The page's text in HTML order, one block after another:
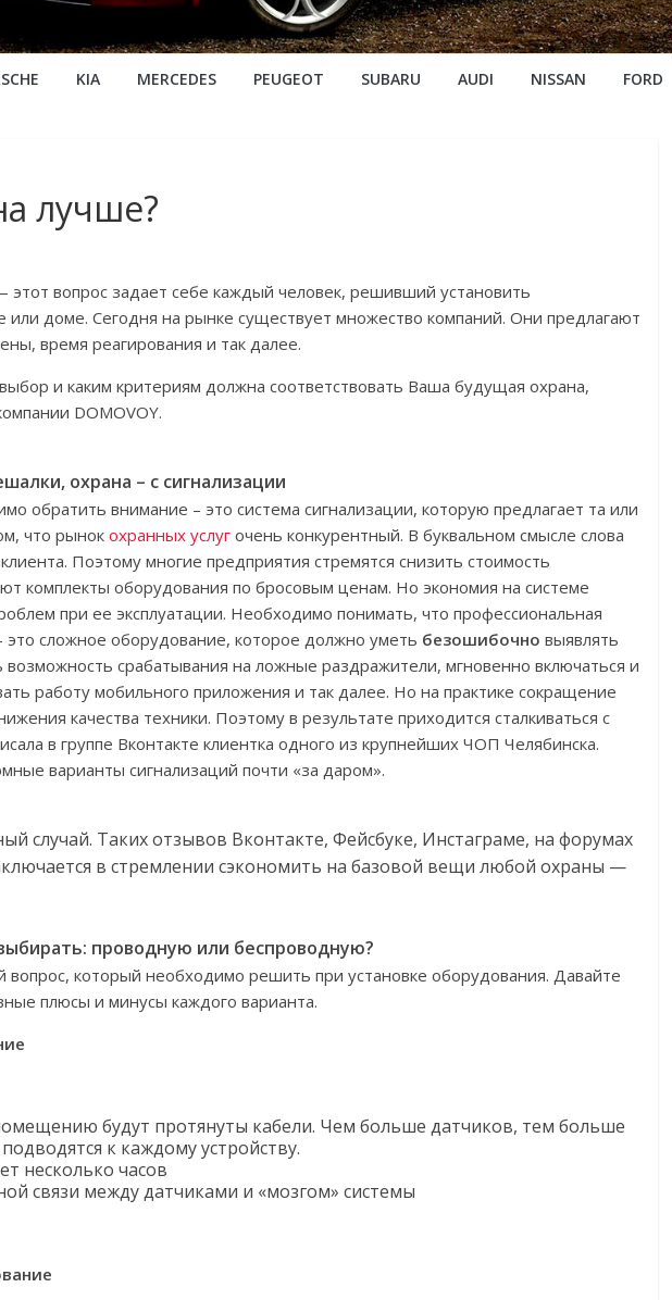
KIA MERCEDES PEUGEOT SUBARU AUDI NISSAN FORD
лучше?
этот вопрос задает себе каждый человек, решивший установить
или доме. Сегодня на рынке существует множество компаний. Они предлагают
время реагирования и так далее.
и каким критериям должна соответствовать Ваша будущая охрана,
DOMOVOY.
охрана – с сигнализации
обратить внимание – это система сигнализации, которую предлагает та или
что рынок охранных услуг очень конкурентный. В буквальном смысле слова
Поэтому многие предприятия стремятся снизить стоимость
комплекты оборудования по бросовым ценам. Но экономия на системе
при ее эксплуатации. Необходимо понимать, что профессиональная
это сложное оборудование, которое должно уметь безошибочно выявлять
срабатывания на ложные раздражители, мгновенно включаться и
работу мобильного приложения и так далее. Но на практике сокращение
качества техники. Поэтому в результате приходится сталкиваться с
в группе Вконтакте клиентка одного из крупнейших ЧОП Челябинска.
варианты сигнализаций почти «за даром».
случай. Таких отзывов Вконтакте, Фейсбуке, Инстаграме, на форумах
в стремлении сэкономить на базовой вещи любой охраны —
проводную или беспроводную?
который необходимо решить при установке оборудования. Давайте
плюсы и минусы каждого варианта.
будут протянуты кабели. Чем больше датчиков, тем больше
к каждому устройству.
несколько часов
связи между датчиками и «мозгом» системы